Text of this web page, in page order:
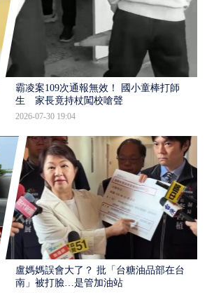
霸凌案109次通報無效！ 國小童棒打師
生 家長竟持杖闖校嗆聲
2026-07-30 19:04
盧媽媽誤會大了？ 批「台糖油品部在台
南」被打臉…是管加油站